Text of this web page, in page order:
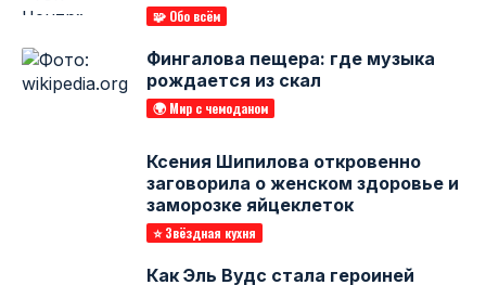
🧩 Обо всём
Фингалова пещера: где музыка
рождается из скал
🌍 Мир с чемоданом
Ксения Шипилова откровенно
заговорила о женском здоровье и
заморозке яйцеклеток
⭐ Звёздная кухня
Как Эль Вудс стала героиней